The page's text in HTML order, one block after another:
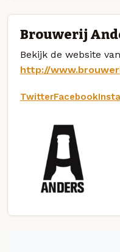
Brouwerij
Bekijk de website
http://
TwitterFacebook